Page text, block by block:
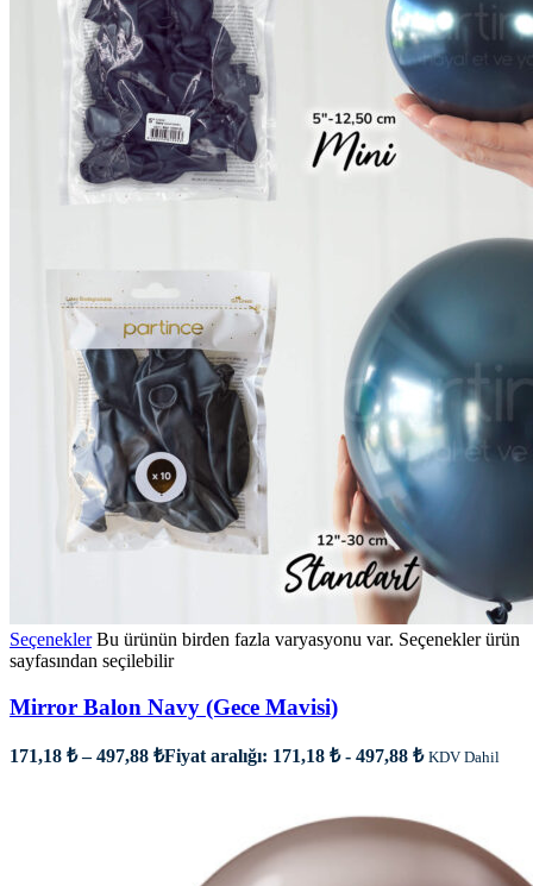
SeçeneklerBu ürünün birden fazla varyasyonu var. Seçenekler ürün
sayfasından seçilebilir
Mirror Balon Navy (Gece Mavisi)
171,18 ₺ –497,88 ₺Fiyat aralığı: 171,18 ₺ - 497,88 ₺ KDV Dahil